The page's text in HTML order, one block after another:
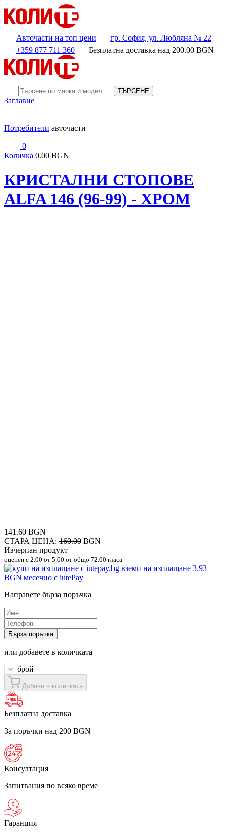
Авточасти на топ цени
гр. София, ул. Любляна № 22
+359 877 711 360
Безплатна доставка над 200.00 BGN
ТЪРСЕНЕ
Заглавие
Потребители авточасти
0
Количка 0.00 BGN
КРИСТАЛНИ СТОПОВЕ
ALFA 146 (96-99) - ХРОМ
141.60 BGN
СТАРА ЦЕНА: 160.00 BGN
Изчерпан продукт
оценен с 2.00 от 5.00 от общо 72.00 гласа
вземи на изплащане 3.93
BGN месечно с iutePay
Направете бърза поръчка
Бърза поръчка
или добавете в количката
брой
Добави в количката
Безплатна доставка
За поръчки над 200 BGN
Консултация
Запитвания по всяко време
Гаранция